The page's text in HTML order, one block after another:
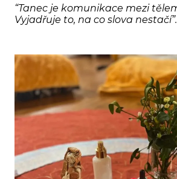
“Tanec je komunikace mezi
Vyjadřuje to, na co slova nestačí”.